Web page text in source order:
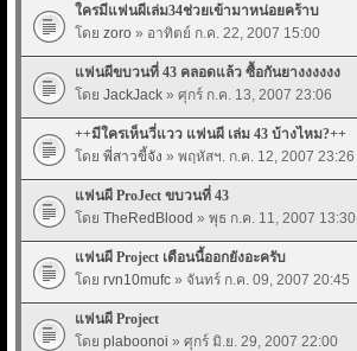
ใครมีแฟนผีเล่ม34ช่วยเข้ามาหน่อยคร้าบ
โดย zoro » อาทิตย์ ก.ค. 22, 2007 15:00
แฟนผีขบวนที่ 43 คลอดแล้ว ซื้อกันยางงงงงง
โดย JackJack » ศุกร์ ก.ค. 13, 2007 23:06
++มีใครเห็นวี่แวว แฟนผี เล่ม 43 บ้างไหม?++
โดย พี่สาวขี้จัง » พฤหัสฯ. ก.ค. 12, 2007 23:26
แฟนผี ProJect ขบวนที่ 43
โดย TheRedBlood » พุธ ก.ค. 11, 2007 13:30
แฟนผี Project เดือนนี้ออกยังอะครับ
โดย rvn10mufc » จันทร์ ก.ค. 09, 2007 20:45
แฟนผี Project
โดย plaboonoi » ศุกร์ มิ.ย. 29, 2007 22:00